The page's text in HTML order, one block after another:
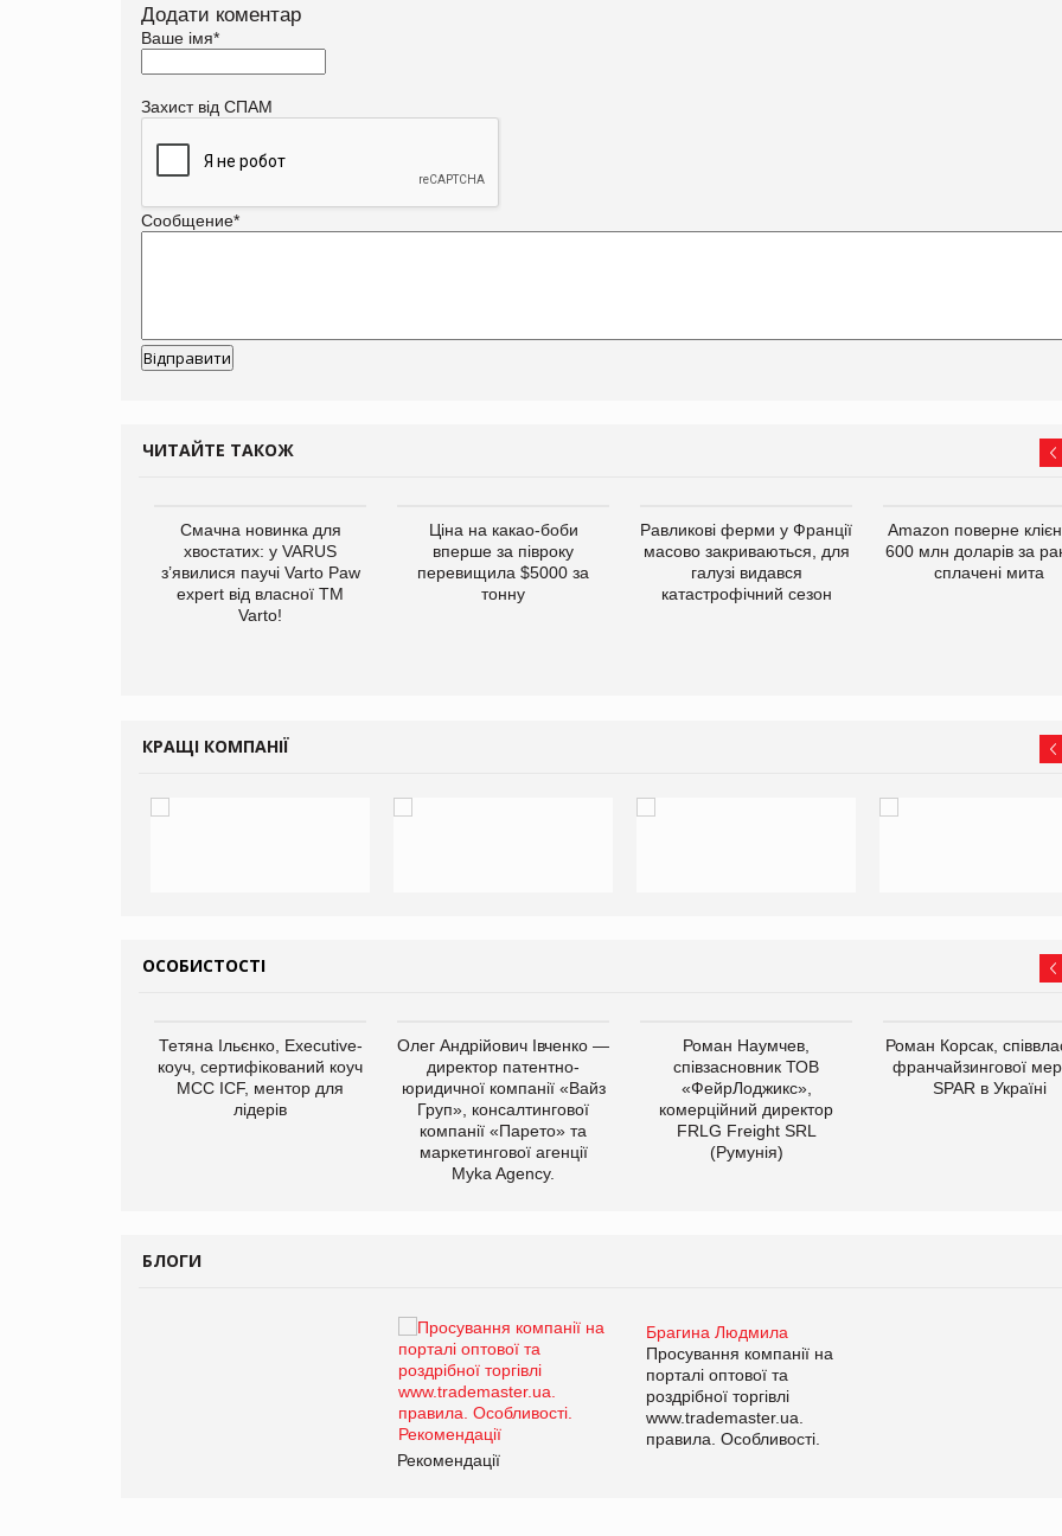
Додати коментар
Ваше імя*
Захист від СПАМ
Сообщение*
ЧИТАЙТЕ ТАКОЖ
Смачна новинка для
хвостатих: у VARUS
з’явилися паучі Varto Paw
expert від власної ТМ
Varto!
Ціна на какао-боби
вперше за півроку
перевищила $5000 за
тонну
Равликові ферми у Франції
масово закриваються, для
галузі видався
катастрофічний сезон
Amazon поверне
600 млн доларів за
сплачені мита
КРАЩІ КОМПАНІЇ
ОСОБИСТОСТІ
Тетяна Ільєнко, Executive-
коуч, сертифікований коуч
МСС ICF, ментор для
лідерів
Олег Андрійович Івченко —
директор патентно-
юридичної компанії «Вайз
Груп», консалтингової
компанії «Парето» та
маркетингової агенції
Myka Agency.
Роман Наумчев,
співзасновник ТОВ
«ФейрЛоджикс»,
комерційний директор
FRLG Freight SRL
(Румунія)
Роман Корсак,
франчайзингової
SPAR в Україні
БЛОГИ
Брагина Людмила
Просування компанії на
порталі оптової та
роздрібної торгівлі
www.trademaster.ua.
правила. Особливості.
Рекомендації